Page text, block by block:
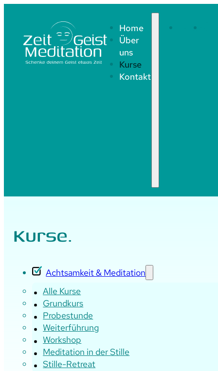
Home
Über
uns
Kurse
Kontakt
Home
Kurse.
Achtsamkeit & Meditation
Alle Kurse
Grundkurs
Probestunde
Weiterführung
Workshop
Meditation in der Stille
Stille-Retreat